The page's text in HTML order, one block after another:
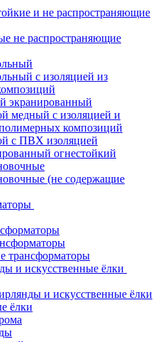
и не распространяющие
не распространяющие
с изоляцией из
экранированный
медный с изоляцией и
композиций
с ПВХ изоляцией
огнестойкий
(не содержащие
трансформаторы
и искусственные ёлки
и искусственные ёлки
ёлки